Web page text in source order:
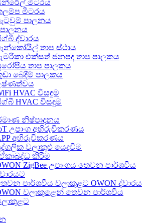
මීටරය
මීටරය
පාලනය
පාලනය
ද්වාරය
තාප ස්ථාය
එක්සත් ජනපද තාප පාලකය
තාප පාලකය
බෙදීම් පාලකය
HVAC විසඳුම
HVAC විසඳුම
නිෂ්පාදනය
උපාංග අභිරුචිකරණය
අභිරුචිකරණය
වලාකුළු යෙදවීම
කිරීම
ZigBee උපාංගය තෙවන පාර්ශවීය
පාර්ශවීය වලාකුළට OWON ද්වාරය
වලාකුළෙන් තෙවන පාර්ශවීය